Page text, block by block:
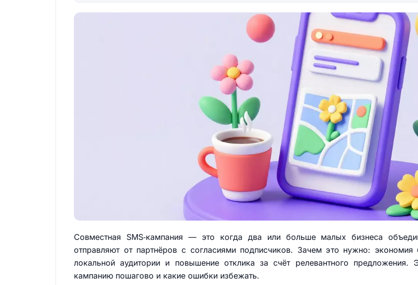
Совместная SMS‑кампания — это когда два или больше малых бизнеса
отправляют от партнёров с согласиями подписчиков. Зачем это нужно:
локальной аудитории и повышение отклика за счёт релевантного предложения.
кампанию пошагово и какие ошибки избежать.